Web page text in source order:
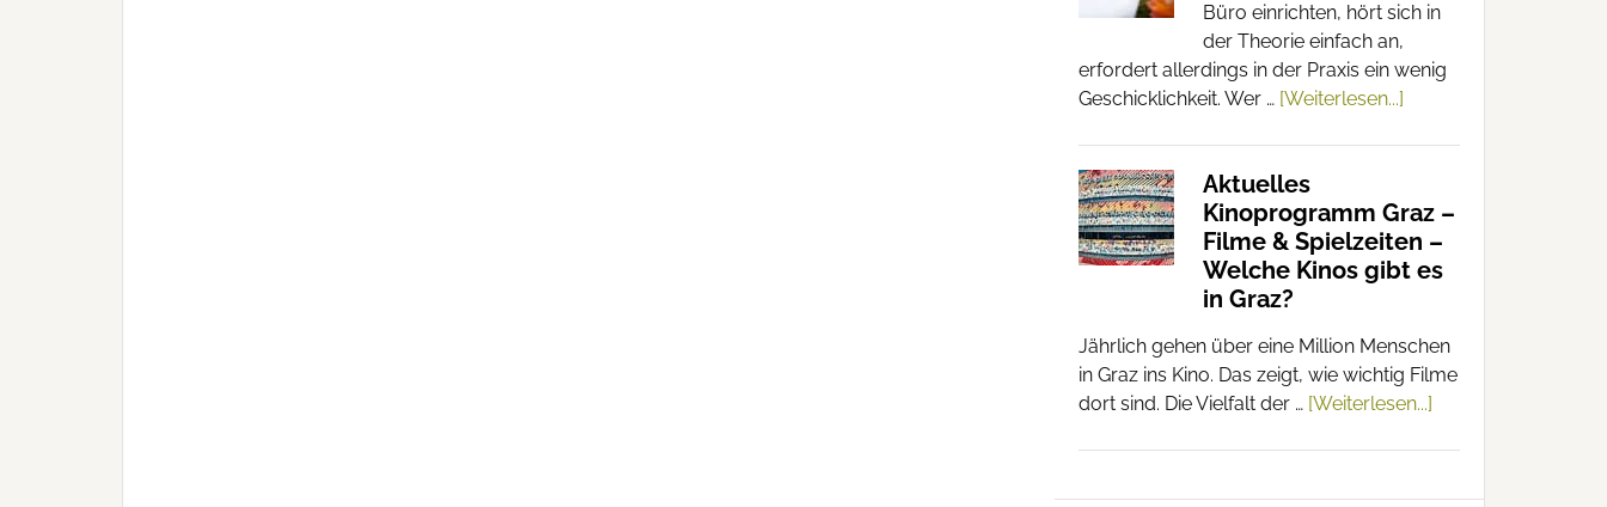
Büro einrichten, hört sich in
der Theorie einfach an,
erfordert allerdings in der Praxis ein wenig
Geschicklichkeit. Wer … [Weiterlesen...]
Aktuelles
Kinoprogramm Graz –
Filme & Spielzeiten –
Welche Kinos gibt es
in Graz?
Jährlich gehen über eine Million Menschen
in Graz ins Kino. Das zeigt, wie wichtig Filme
dort sind. Die Vielfalt der … [Weiterlesen...]